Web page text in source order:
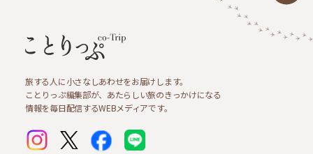
旅する人に小さなしあわせをお届けします。
ことりっぷ編集部が、あたらしい旅のきっかけになる
情報を毎日配信するWEBメディアです。